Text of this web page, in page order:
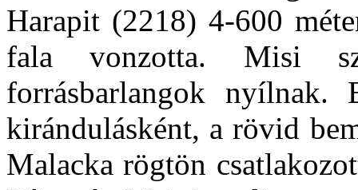
Harapit (2218) 4-600
fala vonzotta. Misi
forrásbarlangok nyílnak.
kirándulásként, a rövid
Malacka rögtön